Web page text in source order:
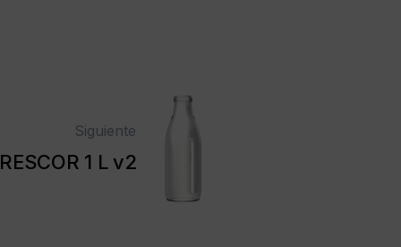
Siguiente
1 L v2